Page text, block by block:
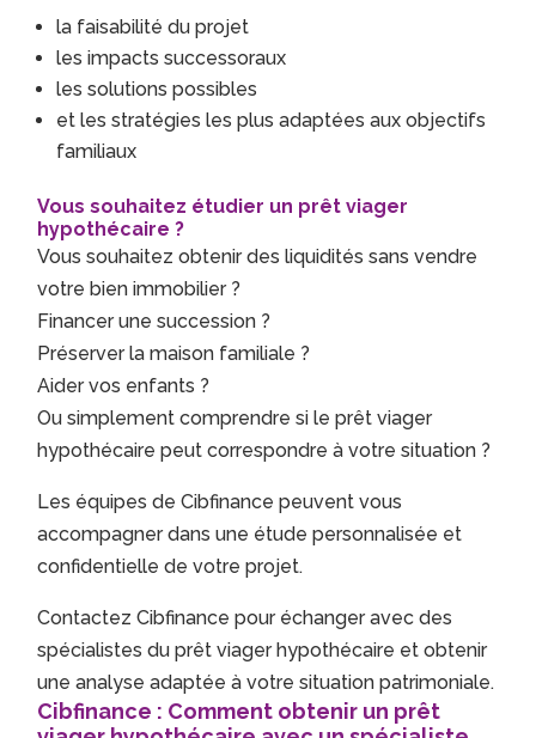
la faisabilité du projet
les impacts successoraux
les solutions possibles
et les stratégies les plus adaptées aux objectifs
familiaux
Vous souhaitez étudier un prêt viager
hypothécaire ?
Vous souhaitez obtenir des liquidités sans vendre
votre bien immobilier ?
Financer une succession ?
Préserver la maison familiale ?
Aider vos enfants ?
Ou simplement comprendre si le prêt viager
hypothécaire peut correspondre à votre situation ?
Les équipes de Cibfinance peuvent vous
accompagner dans une étude personnalisée et
confidentielle de votre projet.
Contactez Cibfinance pour échanger avec des
spécialistes du prêt viager hypothécaire et obtenir
une analyse adaptée à votre situation patrimoniale.
Cibfinance : Comment obtenir un prêt